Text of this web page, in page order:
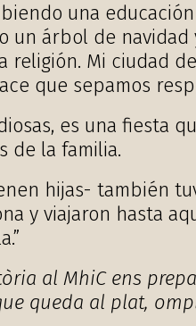
una
un árbol de
religión. Mi ciudad
que sepamos
es una fiesta
de la familia.
hijas- también
y viajaron hasta
al MhiC ens
queda al plat,